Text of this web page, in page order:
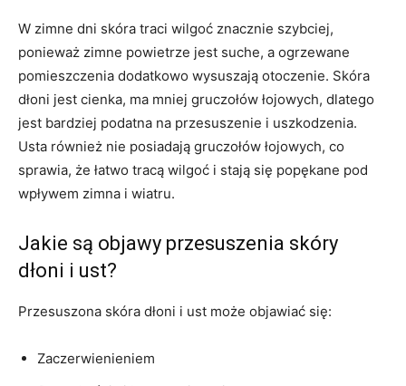
W zimne dni skóra traci wilgoć znacznie szybciej,
ponieważ zimne powietrze jest suche, a ogrzewane
pomieszczenia dodatkowo wysuszają otoczenie. Skóra
dłoni jest cienka, ma mniej gruczołów łojowych, dlatego
jest bardziej podatna na przesuszenie i uszkodzenia.
Usta również nie posiadają gruczołów łojowych, co
sprawia, że łatwo tracą wilgoć i stają się popękane pod
wpływem zimna i wiatru.
Jakie są objawy przesuszenia skóry
dłoni i ust?
Przesuszona skóra dłoni i ust może objawiać się:
Zaczerwienieniem